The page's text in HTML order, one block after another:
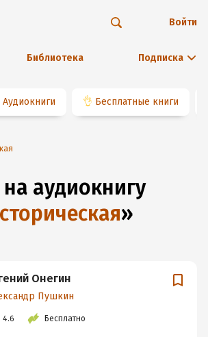
Библиотека Подписка
Войти
Аудиокниги 👌 Бесплатные книги
аудиокнигу
»
Онегин
Пушкин
4.6 Бесплатно